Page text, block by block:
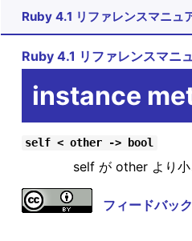
Ruby 4.1 リファレンスマニュ
Ruby 4.1 リファレンスマニ
instance
self < other -> bool
self が other より小
フィードバッ